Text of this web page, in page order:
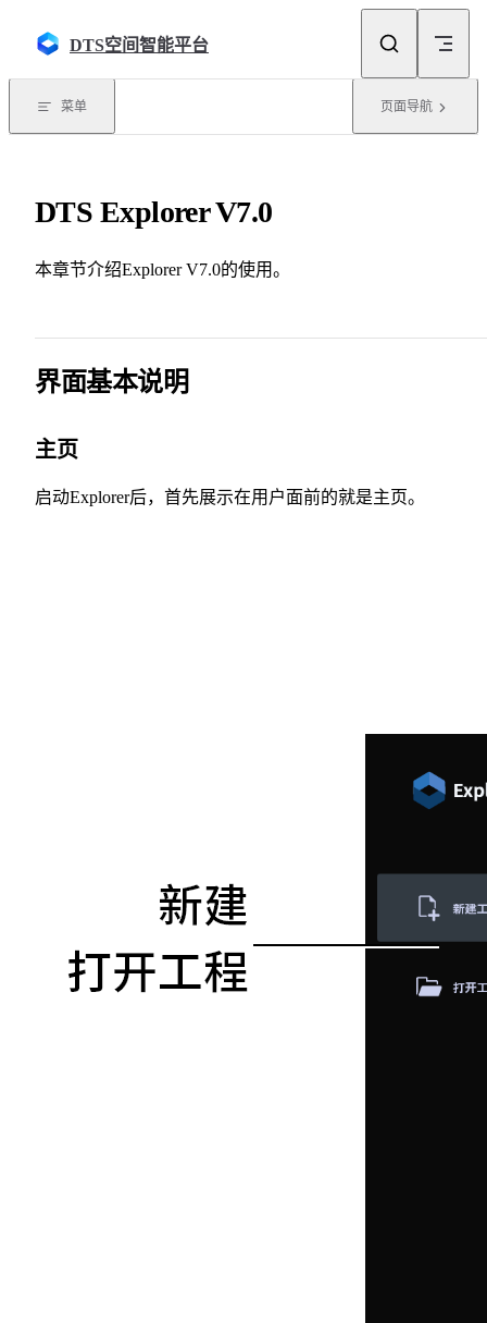
DTS空间智能平台
菜单 页面导航
DTS Explorer V7.0
本章节介绍Explorer V7.0的使用。
界面基本说明
主页
启动Explorer后，首先展示在用户面前的就是主页。